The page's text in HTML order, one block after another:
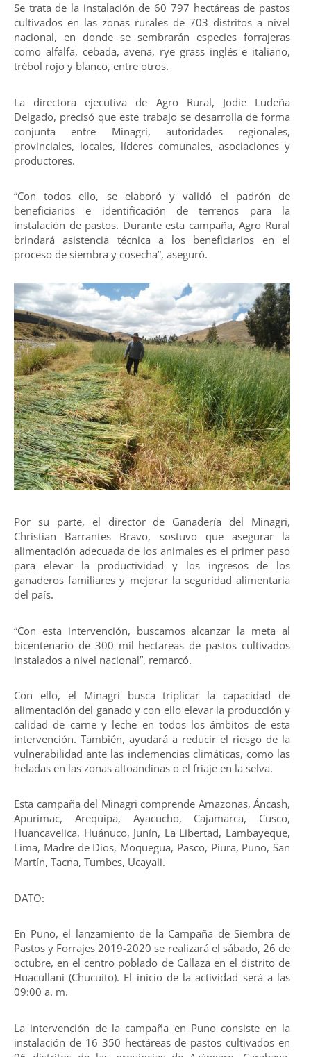
Se trata de la instalación de 60 797 hectáreas de pastos
cultivados en las zonas rurales de 703 distritos a nivel
nacional, en donde se sembrarán especies forrajeras
como alfalfa, cebada, avena, rye grass inglés e italiano,
trébol rojo y blanco, entre otros.
La directora ejecutiva de Agro Rural, Jodie Ludeña
Delgado, precisó que este trabajo se desarrolla de forma
conjunta entre Minagri, autoridades regionales,
provinciales, locales, líderes comunales, asociaciones y
productores.
“Con todos ello, se elaboró y validó el padrón de
beneficiarios e identificación de terrenos para la
instalación de pastos. Durante esta campaña, Agro Rural
brindará asistencia técnica a los beneficiarios en el
proceso de siembra y cosecha”, aseguró.
Por su parte, el director de Ganadería del Minagri,
Christian Barrantes Bravo, sostuvo que asegurar la
alimentación adecuada de los animales es el primer paso
para elevar la productividad y los ingresos de los
ganaderos familiares y mejorar la seguridad alimentaria
del país.
“Con esta intervención, buscamos alcanzar la meta al
bicentenario de 300 mil hectareas de pastos cultivados
instalados a nivel nacional”, remarcó.
Con ello, el Minagri busca triplicar la capacidad de
alimentación del ganado y con ello elevar la producción y
calidad de carne y leche en todos los ámbitos de esta
intervención. También, ayudará a reducir el riesgo de la
vulnerabilidad ante las inclemencias climáticas, como las
heladas en las zonas altoandinas o el friaje en la selva.
Esta campaña del Minagri comprende Amazonas, Áncash,
Apurímac, Arequipa, Ayacucho, Cajamarca, Cusco,
Huancavelica, Huánuco, Junín, La Libertad, Lambayeque,
Lima, Madre de Dios, Moquegua, Pasco, Piura, Puno, San
Martín, Tacna, Tumbes, Ucayali.
DATO:
En Puno, el lanzamiento de la Campaña de Siembra de
Pastos y Forrajes 2019-2020 se realizará el sábado, 26 de
octubre, en el centro poblado de Callaza en el distrito de
Huacullani (Chucuito). El inicio de la actividad será a las
09:00 a. m.
La intervención de la campaña en Puno consiste en la
instalación de 16 350 hectáreas de pastos cultivados en